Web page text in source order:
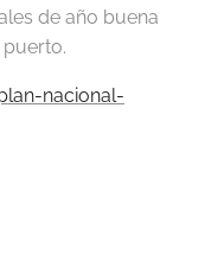
de año buena
nacional-